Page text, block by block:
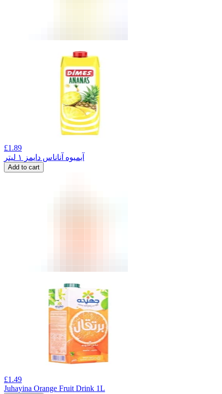
£1.89
آبمیوه آناناس دایمز ۱ لیتر
Add to cart
£1.49
Juhayina Orange Fruit Drink 1L